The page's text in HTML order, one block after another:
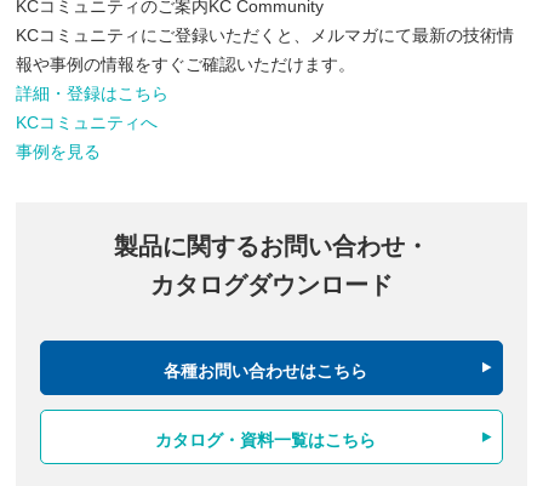
KCコミュニティのご案内KC Community
KCコミュニティにご登録いただくと、メルマガにて最新の技術情
報や事例の情報をすぐご確認いただけます。
詳細・登録はこちら
KCコミュニティへ
事例を見る
製品に関するお問い合わせ・
カタログダウンロード
各種お問い合わせはこちら
カタログ・資料一覧はこちら